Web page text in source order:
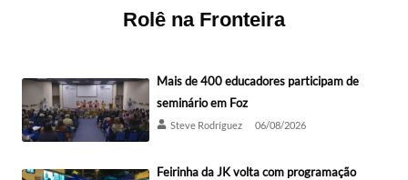
Rolê na Fronteira
Mais de 400 educadores participam de
seminário em Foz
Steve Rodríguez 06/08/2026
Feirinha da JK volta com programação